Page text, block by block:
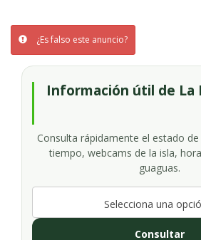
¿Es falso este anuncio?
Información útil de La
Consulta rápidamente el estado
tiempo, webcams de la isla,
guaguas.
Selecciona una
Consultar